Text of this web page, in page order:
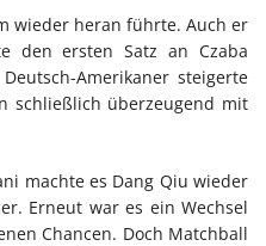
wieder heran führte. Auch er
den ersten Satz an Czaba
Amerikaner steigerte
schließlich überzeugend mit
machte es Dang Qiu wieder
Erneut war es ein Wechsel
Chancen. Doch Matchball